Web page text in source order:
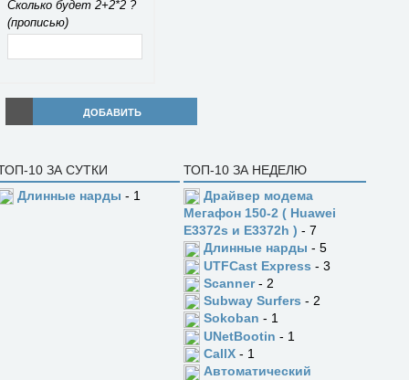
Сколько будет 2+2*2 ?
(прописью)
ДОБАВИТЬ
10 ЗА СУТКИ
Длинные нарды - 1
ТОП-10 ЗА НЕДЕЛЮ
Драйвер модема
Мегафон 150-2 ( Huawei
E3372s и E3372h ) - 7
Длинные нарды - 5
UTFCast Express - 3
Scanner- 2
Subway Surfers - 2
Sokoban - 1
UNetBootin - 1
CallX - 1
Автоматический